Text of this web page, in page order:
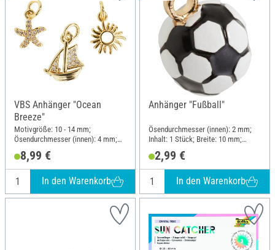
VBS Anhänger "Ocean
Breeze"
Motivgröße: 10 - 14 mm;
Ösendurchmesser (innen): 4 mm;
8,99 €
In den Warenkorb
Anhänger "Fußball"
Ösendurchmesser (innen): 2 mm;
Inhalt: 1 Stück; Breite: 10 mm;
2,99 €
In den Warenkorb